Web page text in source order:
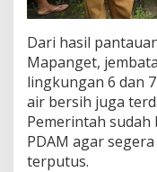
i
C
u
c
a
E
Dari hasil
Mapanget,
lingkungan 6 dan
air bersih juga
Pemerintah
PDAM agar
terputus.